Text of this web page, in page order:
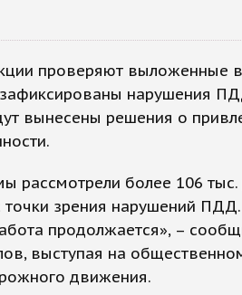
проверяют выложенные
нарушения
вынесены решения о
рассмотрели более 106
точки зрения нарушений
продолжается», –
выступая на
движения.